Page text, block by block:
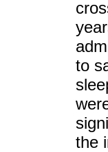
to
the